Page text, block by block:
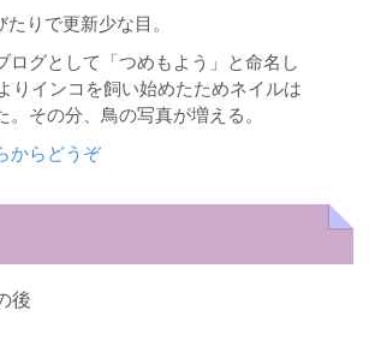
りで更新少な目。
ログとして「つめもよう」と命名し
りインコを飼い始めたためネイルは
。その分、鳥の写真が増える。
からどうぞ
後